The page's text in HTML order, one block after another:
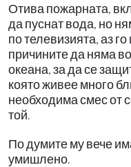
Отива пожарната,
да пуснат вода, но
по телевизията, аз
причините да няма
океана, за да се
която живее много
необходима смес от
той.
По думите му вече
умишлено.